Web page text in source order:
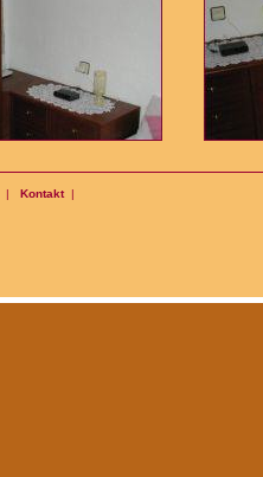
| Kontakt|